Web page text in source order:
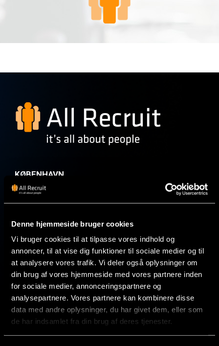
Denne hjemmeside bruger cookies
Vi bruger cookies til at tilpasse vores indhold og
annoncer, til at vise dig funktioner til sociale medier og til
at analysere vores trafik. Vi deler også oplysninger om
din brug af vores hjemmeside med vores partnere inden
for sociale medier, annonceringspartnere og
analysepartnere. Vores partnere kan kombinere disse
data med andre oplysninger, du har givet dem, eller som
de har indsamlet fra din brug af deres tjenester.
KØBENHAVN
Vibeholms Allé 25, 2605 Brøndby
SILKEBORG
Sommervej 50, 25, 8600 Silkeborg
HERNING
Hi-Park 411, 7400 Herning
CVR nr. 36 89 37 53